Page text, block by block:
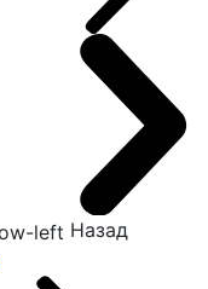
Назад